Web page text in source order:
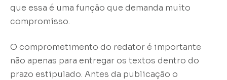
que essa é uma função que demanda muito
compromisso.
O comprometimento do redator é importante
não apenas para entregar os textos dentro do
prazo estipulado. Antes da publicação o